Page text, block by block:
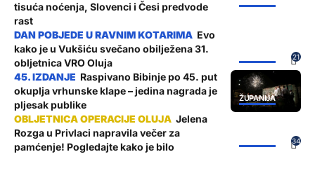
tisuća noćenja, Slovenci i Česi predvode
rast
21
Evo
kako je u Vukšiću svečano obilježena 31.
obljetnica VRO Oluja
ŽUPANIJA
Raspivano Bibinje po 45. put
okuplja vrhunske klape – jedina nagrada je
pljesak publike
34
Jelena
Rozga u Privlaci napravila večer za
pamćenje! Pogledajte kako je bilo